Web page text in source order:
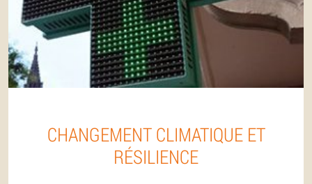
CHANGEMENT CLIMATIQUE ET
RÉSILIENCE